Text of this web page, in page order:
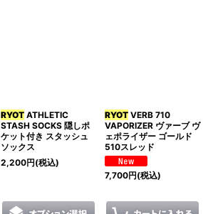
RYOTATHLETIC
STASH SOCKS 隠しポ
ケット付き スタッシュ
ソックス
2,200円(税込)
RYOTVERB 710
VAPORIZER ヴァーブ ヴ
ェポライザー ゴールド
510スレッド
7,700円(税込)